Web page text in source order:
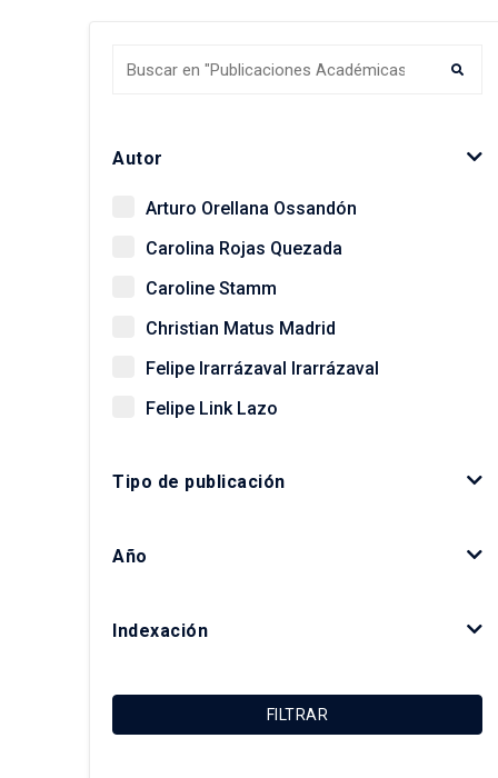
Autor
Arturo Orellana Ossandón
Carolina Rojas Quezada
Caroline Stamm
Christian Matus Madrid
Felipe Irarrázaval Irarrázaval
Felipe Link Lazo
Gonzalo Salazar Preece
Tipo de publicación
Año
Indexación
FILTRAR